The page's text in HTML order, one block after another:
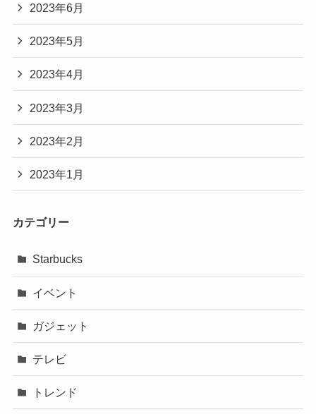
2023年6月
2023年5月
2023年4月
2023年3月
2023年2月
2023年1月
カテゴリー
Starbucks
イベント
ガジェット
テレビ
トレンド